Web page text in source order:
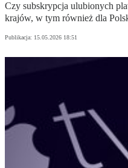
Czy subskrypcja ulubionych
krajów, w tym również dla
Publikacja: 15.05.2026 18:51